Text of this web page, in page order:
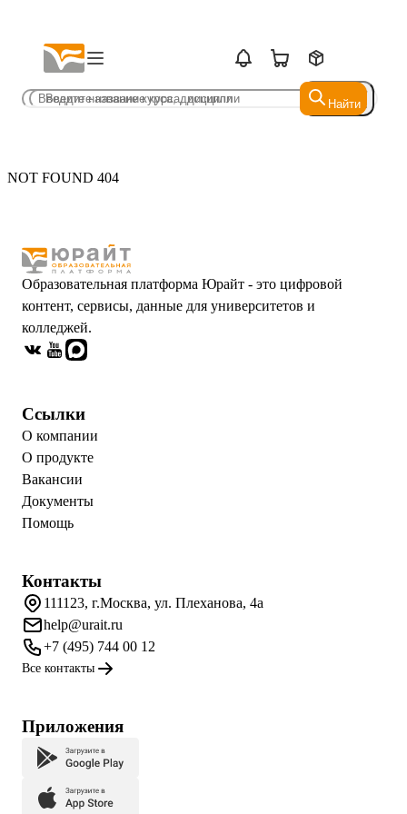
Найти
Найти
NOT FOUND 404
Образовательная платформа Юрайт - это цифровой
контент, сервисы, данные для университетов и
колледжей.
Ссылки
О компании
О продукте
Вакансии
Документы
Помощь
Контакты
111123, г.Москва, ул. Плеханова, 4а
help@urait.ru
+7 (495) 744 00 12
Все контакты
Приложения